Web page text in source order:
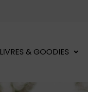
LIVRES & GOODIES